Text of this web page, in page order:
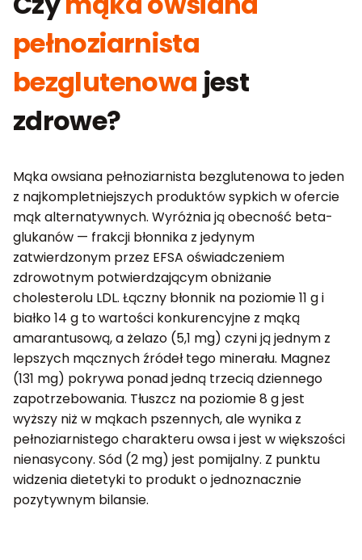
pełnoziarnista
bezglutenowa jest
zdrowe?
Mąka owsiana pełnoziarnista bezglutenowa to jeden
z najkompletniejszych produktów sypkich w ofercie
mąk alternatywnych. Wyróżnia ją obecność beta-
glukanów — frakcji błonnika z jedynym
zatwierdzonym przez EFSA oświadczeniem
zdrowotnym potwierdzającym obniżanie
cholesterolu LDL. Łączny błonnik na poziomie 11 g i
białko 14 g to wartości konkurencyjne z mąką
amarantusową, a żelazo (5,1 mg) czyni ją jednym z
lepszych mącznych źródeł tego minerału. Magnez
(131 mg) pokrywa ponad jedną trzecią dziennego
zapotrzebowania. Tłuszcz na poziomie 8 g jest
wyższy niż w mąkach pszennych, ale wynika z
pełnoziarnistego charakteru owsa i jest w większości
nienasycony. Sód (2 mg) jest pomijalny. Z punktu
widzenia dietetyki to produkt o jednoznacznie
pozytywnym bilansie.